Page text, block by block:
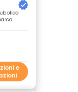
e